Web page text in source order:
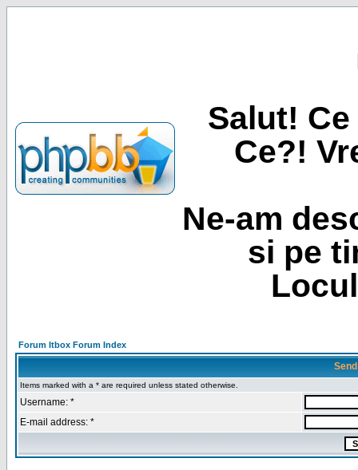
Salut!
Ce?!
Ne-am
si pe
Forum Itbox Forum Index
Items marked with a * are required unless stated otherwise.
Username: *
E-mail address: *